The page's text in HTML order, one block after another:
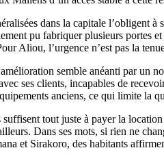
dans la capitale l’obligent
pu fabriquer plusieurs portes
Aliou, l’urgence n’est pas la
semble anéanti par un
ses clients, incapables de
anciens, ce qui limite la
tout juste à payer la
Dans ses mots, si rien ne
et Sirakoro, des habitants